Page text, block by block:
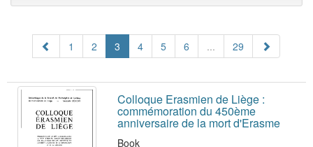
1 2 3 4 5 6 ... 29
Colloque Erasmien de Liège :
commémoration du 450ème
anniversaire de la mort d'Erasme
Book